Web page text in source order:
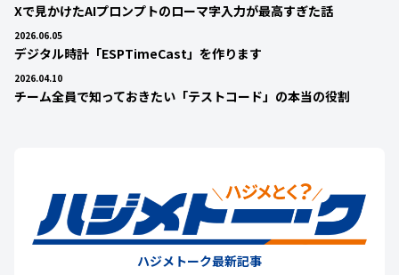
Xで見かけたAIプロンプトのローマ字入力が最高すぎた話
2026.06.05
デジタル時計「ESPTimeCast」を作ります
2026.04.10
チーム全員で知っておきたい「テストコード」の本当の役割
ハジメトーク最新記事